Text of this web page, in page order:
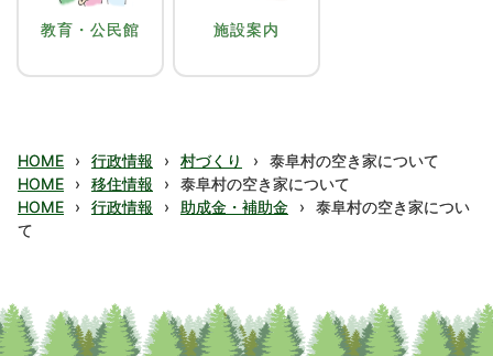
教育・公民館 施設案内
HOME › 行政情報 › 村づくり ›
泰阜村の空き家について
HOME
› 移住情報 ›
泰阜村の空き家について
HOME
› 行政情報 › 助成金・補助金 ›
泰阜村の空き家につい
て